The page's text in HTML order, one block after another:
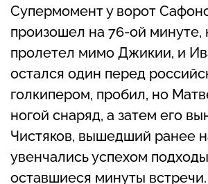
Супермомент у ворот
произошел на 76-ой минуте,
пролетел мимо Джикии, и
остался один перед
голкипером, пробил, но
ногой снаряд, а затем его
Чистяков, вышедший ранее
увенчались успехом
оставшиеся минуты